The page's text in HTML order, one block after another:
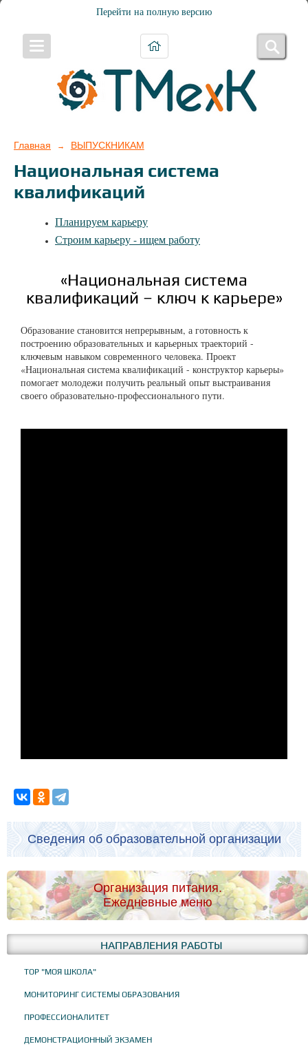
Перейти на полную версию
Главная → ВЫПУСКНИКАМ
Национальная система
квалификаций
Планируем карьеру
Строим карьеру - ищем работу
«Национальная система
квалификаций – ключ к карьере»
Образование становится непрерывным, а готовность к
построению образовательных и карьерных траекторий -
ключевым навыком современного человека. Проект
«Национальная система квалификаций - конструктор карьеры»
помогает молодежи получить реальный опыт выстраивания
своего образовательно-профессионального пути.
Сведения об образовательной организации
Организация питания.
Ежедневные меню
НАПРАВЛЕНИЯ РАБОТЫ
ТОР "МОЯ ШКОЛА"
МОНИТОРИНГ СИСТЕМЫ ОБРАЗОВАНИЯ
ПРОФЕССИОНАЛИТЕТ
ДЕМОНСТРАЦИОННЫЙ ЭКЗАМЕН